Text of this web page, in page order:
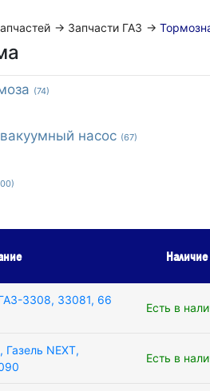
→ Запчасти ГАЗ →
(74)
насос (67)
Наличие
3308, 33081, 66
Есть в
Газель NEXT,
Есть в